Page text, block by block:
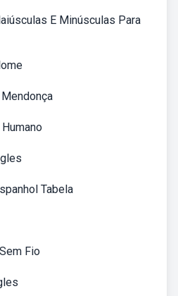
E Minúsculas Para
Tabela
Fio